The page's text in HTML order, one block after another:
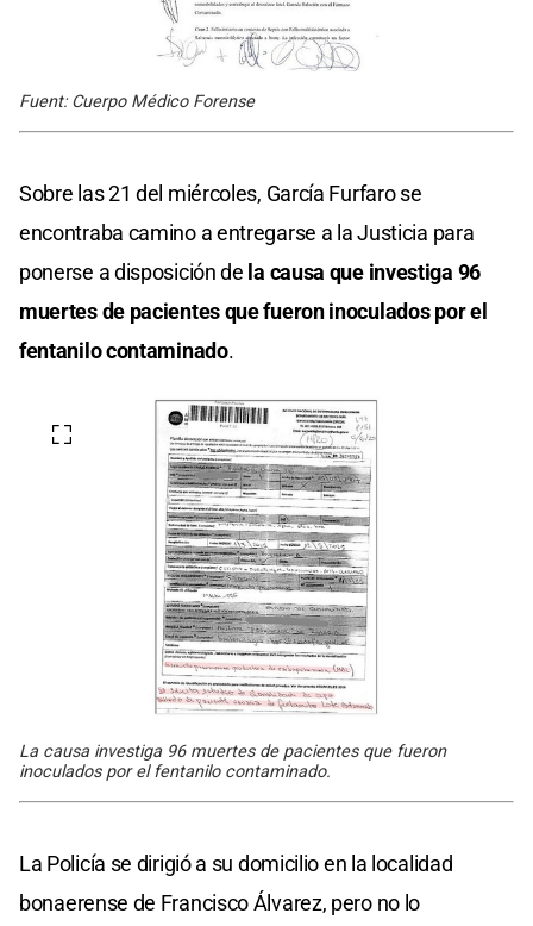
Fuent: Cuerpo Médico Forense
Sobre las 21 del miércoles, García Furfaro se
encontraba camino a entregarse a la Justicia para
ponerse a disposición de la causa que investiga 96
muertes de pacientes que fueron inoculados por el
fentanilo contaminado.
La causa investiga 96 muertes de pacientes que fueron
inoculados por el fentanilo contaminado.
La Policía se dirigió a su domicilio en la localidad
bonaerense de Francisco Álvarez, pero no lo